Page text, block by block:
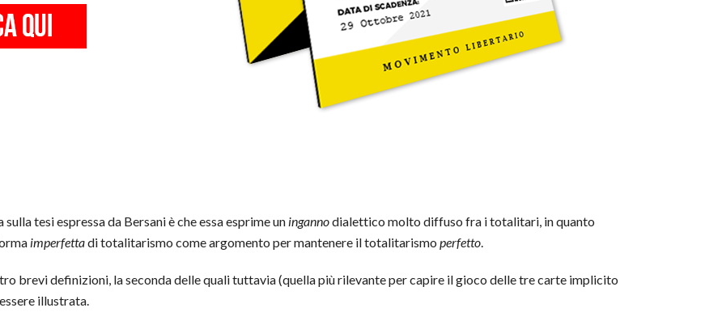
tesi espressa da Bersani è che essa esprime un ingannodialettico molto diffuso fra i totalitari, in quanto
imperfettadi totalitarismo come argomento per mantenere il totalitarismo perfetto.
brevi definizioni, la seconda delle quali tuttavia (quella più rilevante per capire il gioco delle tre carte implicito
illustrata.